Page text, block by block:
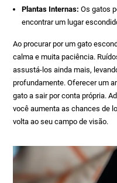
Plantas Internas: Os gatos
encontrar um lugar
Ao procurar por um gato
calma e muita paciência.
assustá-los ainda mais,
profundamente. Oferecer um
gato a sair por conta própria.
você aumenta as chances de
volta ao seu campo de visão.